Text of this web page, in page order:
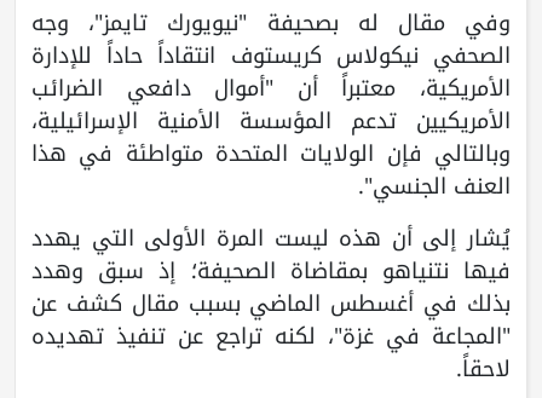
وفي مقال له بصحيفة "نيويورك تايمز"، وجه
الصحفي نيكولاس كريستوف انتقاداً حاداً للإدارة
الأمريكية، معتبراً أن "أموال دافعي الضرائب
الأمريكيين تدعم المؤسسة الأمنية الإسرائيلية،
وبالتالي فإن الولايات المتحدة متواطئة في هذا
العنف الجنسي".
يُشار إلى أن هذه ليست المرة الأولى التي يهدد
فيها نتنياهو بمقاضاة الصحيفة؛ إذ سبق وهدد
بذلك في أغسطس الماضي بسبب مقال كشف عن
"المجاعة في غزة"، لكنه تراجع عن تنفيذ تهديده
لاحقاً.